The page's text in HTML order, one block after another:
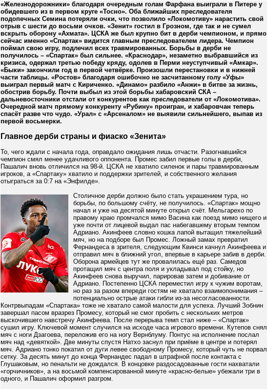
«Железнодорожники» благодаря очередным голам Фарфана выиграли в Питере у
обидевшего из в первом круге «Тосно». Оба ближайших преследователя
подопечных Семина потеряли очки, что позволило «Локомотиву» нарастить свой
отрыв с шести до восьми очков. «Зенит» гостил в Грозном, где так и не сумел
вскрыть оборону «Ахмата». ЦСКА же был крупно бит в дерби чемпионом, и прямо
сейчас именно «Спартак» видится главным преследователем лидера. Чемпион
поймал свою игру, подлечил всех травмированных. Борьбы в дерби не
получилось – «Спартак» был сильнее. «Краснодар», незаметно выбравшийся из
кризиса, одержал третью победу кряду, одолев в Перми неуступчивый «Амкар».
«Быки» закончили год в первой четвёрке. Произошли перестановки и в нижней
части таблицы. «Ростов» благодаря ошибочно не засчитанному голу «Уфы»
выиграл первый матч с Кириченко. «Динамо» разбило «Анжи» в битве за жизнь,
обострив борьбу. Почти выбыл из этой борьбы хабаровский СКА –
дальневосточники отстали от конкурентов как преследователи от «Локомотива».
Очередной матч прямому конкуренту «Рубину» проигран, и хабаровчан теперь
спасёт разве что чудо. «Урал» с «Арсеналом» не выявили сильнейшего, выпав из
первой восьмерки.
Главное дерби страны и фиаско «Зенита»
То, чего ждали с начала года, оправдало ожидания лишь отчасти. Разогнавшийся
чемпион смял менее удачливого оппонента. Промес забил первые голы в дерби,
Пашалич вновь отличился на 98-й. ЦСКА не хватило силенок и пары травмированным
игроков, а «Спартаку» хватило и поддержки зрителей, и собственного желания
отыграться за 0:7 на «Энфилде».
Столичное дерби должно было стать украшением тура, но
борьбы, по большому счёту, не получилось. «Спартак» мощно
начал и уже на десятой минуте открыл счёт. Мельгарехо по
правому краю промчался мимо Васина как поезд мимо нищего и
уже почти от лицевой выдал пас набегавшему вторым темпом
Адриано. Акинфеев словно кошка лапой вытащил тяжелейший
мяч, но на подборе был Промес. Ложный замах превратил
Фернандеса в зрителя, следующим Квинси качнул Акинфеева и
отправил мяч в ближний угол, впервые в карьере забив в дерби.
Оборона армейцев тут же провалилась ещё раз. Самедов
протащил мяч с центра поля и укладывал под стойку, но
Акинфеев снова выручил, парировав затем и добивание от
Адриано. Постепенно ЦСКА переместил игру к чужим воротам,
но раз за разом впереди гостям не хватало взаимопонимания –
потенциально острые атаки гибли из-за несогласованности.
Контрвыпадам «Спартака» тоже не хватало самой малости для успеха. Лучший Зобнин
завершал пасом вразрез Промесу, который не смог пробить с нескольких метров
выскочившего навстречу Акинфеева. После перерыва темп стал ниже – «Спартак»
сушил игру. Ключевой момент случился на исходе часа игрового времени. Кутепов снял
мяч с ноги Дзагоева, переложив его на ногу Вернблуму. Понтус на исполнение послал
мяч над «девяткой». Две минуты спустя Натхо заснул при приёме в центре и потерял
мяч. Адриано тонко покатил от дуги левее свободному Промесу, который чуть не порвал
сетку. За десять минут до конца Фернандес падал в штрафной после контакта с
Глушаковым, но пенальти не дождался. В концовке раздосадованные гости нахватали
«горчичников», а на восьмой компенсированной минуте «красно-белые» убежали три в
одного, и Пашалич оформил разгром.